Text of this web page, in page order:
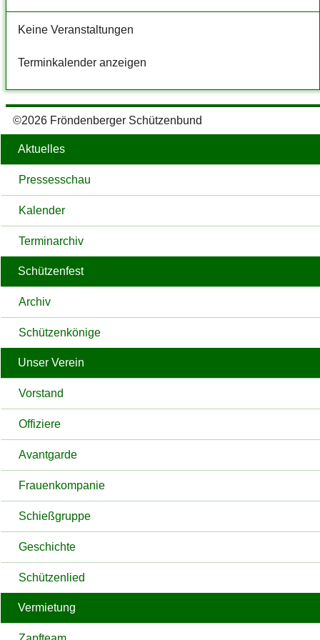
Aktuelles
Pressesschau
Kalender
Terminarchiv
Schützenfest
Archiv
Schützenkönige
Unser Verein
Vorstand
Offiziere
Avantgarde
Frauenkompanie
Schießgruppe
Geschichte
Schützenlied
Vermietung
Keine Veranstaltungen
Terminkalender anzeigen
©2026 Fröndenberger Schützenbund